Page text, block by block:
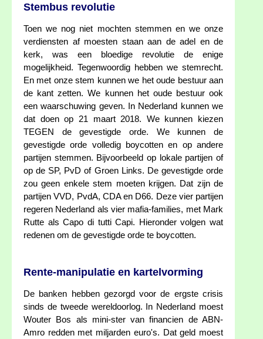
Stembus revolutie
Toen we nog niet mochten stemmen en we onze
verdiensten af moesten staan aan de adel en de
kerk, was een bloedige revolutie de enige
mogelijkheid. Tegenwoordig hebben we stemrecht.
En met onze stem kunnen we het oude bestuur aan
de kant zetten. We kunnen het oude bestuur ook
een waarschuwing geven. In Nederland kunnen we
dat doen op 21 maart 2018. We kunnen kiezen
TEGEN de gevestigde orde. We kunnen de
gevestigde orde volledig boycotten en op andere
partijen stemmen. Bijvoorbeeld op lokale partijen of
op de SP, PvD of Groen Links. De gevestigde orde
zou geen enkele stem moeten krijgen. Dat zijn de
partijen VVD, PvdA, CDA en D66. Deze vier partijen
regeren Nederland als vier mafia-families, met Mark
Rutte als Capo di tutti Capi. Hieronder volgen wat
redenen om de gevestigde orde te boycotten.
Rente-manipulatie en kartelvorming
De banken hebben gezorgd voor de ergste crisis
sinds de tweede wereldoorlog. In Nederland moest
Wouter Bos als mini-ster van financien de ABN-
Amro redden met miljarden euro's. Dat geld moest